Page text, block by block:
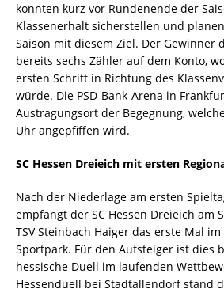
konnten kurz vor Rundenende der
Klassenerhalt sicherstellen und
Saison mit diesem Ziel. Der Gewinner
bereits sechs Zähler auf dem Konto,
ersten Schritt in Richtung des
würde. Die PSD-Bank-Arena in
Austragungsort der Begegnung,
Uhr angepfiffen wird.
SC Hessen Dreieich mit ersten
Nach der Niederlage am ersten
empfängt der SC Hessen Dreieich am
TSV Steinbach Haiger das erste Mal
Sportpark. Für den Aufsteiger ist dies
hessische Duell im laufenden
Hessenduell bei Stadtallendorf stand